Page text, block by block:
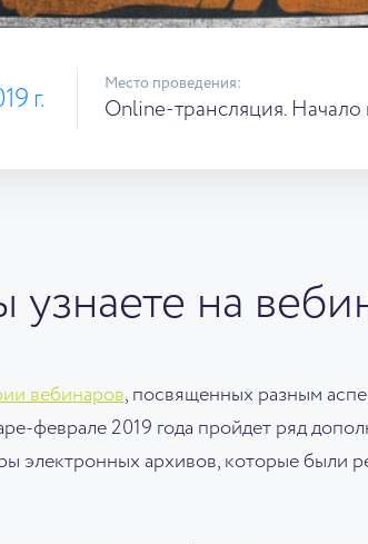
г.
Место проведения:
Online-трансляция. Начало
узнаете на
вебинаров, посвященных разным
феврале 2019 года пройдет ряд
электронных архивов, которые были